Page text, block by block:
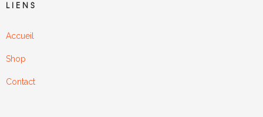
LIENS
Accueil
Shop
Contact